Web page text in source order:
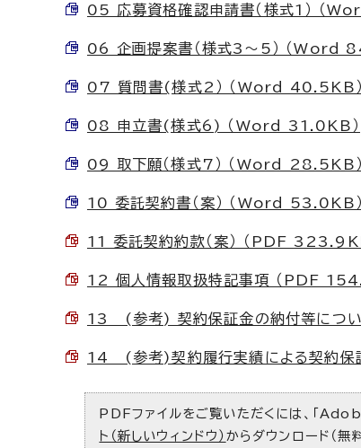
05 応募資格確認申請書（様式1） （
06 企画提案書（様式3～5） （Word
07 質問書(様式2） （Word 40.5KB）
08 申立書(様式6) （Word 31.0KB）
09 取下願（様式7） （Word 28.5KB）
10 委託契約書（案） （Word 53.0KB）
11 委託契約約款（案） （PDF
12 個人情報取扱特記事項 （PDF
13 (参考) 契約保証金の納付等につ
14 (参考)契約履行実績による契約保
PDFファイルをご覧いただくには、「
ト（新しいウィンドウ） からダウンロード（無